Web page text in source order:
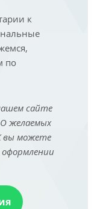
к
по
сайте
желаемых
вы можете